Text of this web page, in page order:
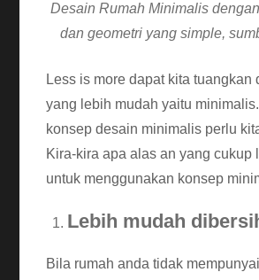
Desain Rumah Minimalis
dan geometri yang simple,
Less is more dapat kita tuangkan
yang lebih mudah yaitu
konsep desain minimalis perlu
Kira-kira apa alas an yang cukup
untuk menggunakan konsep
Lebih mudah
Bila rumah anda tidak